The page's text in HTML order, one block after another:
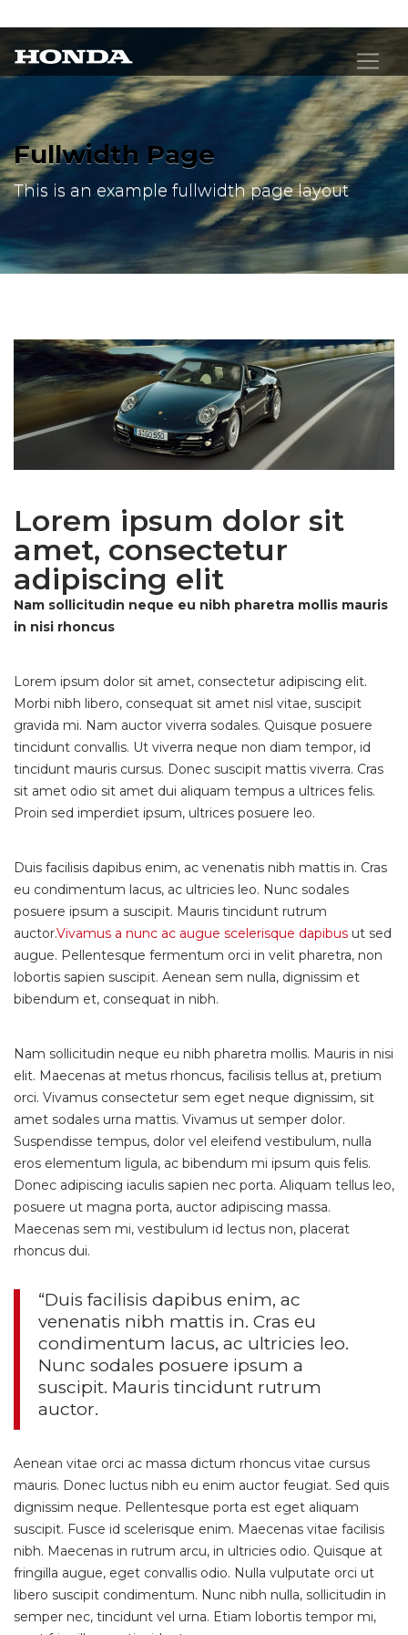
Fullwidth Page
This is an example fullwidth page layout
Lorem ipsum dolor sit
amet, consectetur
adipiscing elit
Nam sollicitudin neque eu nibh pharetra mollis mauris
in nisi rhoncus
Lorem ipsum dolor sit amet, consectetur adipiscing elit.
Morbi nibh libero, consequat sit amet nisl vitae, suscipit
gravida mi. Nam auctor viverra sodales. Quisque posuere
tincidunt convallis. Ut viverra neque non diam tempor, id
tincidunt mauris cursus. Donec suscipit mattis viverra. Cras
sit amet odio sit amet dui aliquam tempus a ultrices felis.
Proin sed imperdiet ipsum, ultrices posuere leo.
Duis facilisis dapibus enim, ac venenatis nibh mattis in. Cras
eu condimentum lacus, ac ultricies leo. Nunc sodales
posuere ipsum a suscipit. Mauris tincidunt rutrum
auctor.Vivamus a nunc ac augue scelerisque dapibus ut sed
augue. Pellentesque fermentum orci in velit pharetra, non
lobortis sapien suscipit. Aenean sem nulla, dignissim et
bibendum et, consequat in nibh.
Nam sollicitudin neque eu nibh pharetra mollis. Mauris in nisi
elit. Maecenas at metus rhoncus, facilisis tellus at, pretium
orci. Vivamus consectetur sem eget neque dignissim, sit
amet sodales urna mattis. Vivamus ut semper dolor.
Suspendisse tempus, dolor vel eleifend vestibulum, nulla
eros elementum ligula, ac bibendum mi ipsum quis felis.
Donec adipiscing iaculis sapien nec porta. Aliquam tellus leo,
posuere ut magna porta, auctor adipiscing massa.
Maecenas sem mi, vestibulum id lectus non, placerat
rhoncus dui.
“Duis facilisis dapibus enim, ac
venenatis nibh mattis in. Cras eu
condimentum lacus, ac ultricies leo.
Nunc sodales posuere ipsum a
suscipit. Mauris tincidunt rutrum
auctor.
Aenean vitae orci ac massa dictum rhoncus vitae cursus
mauris. Donec luctus nibh eu enim auctor feugiat. Sed quis
dignissim neque. Pellentesque porta est eget aliquam
suscipit. Fusce id scelerisque enim. Maecenas vitae facilisis
nibh. Maecenas in rutrum arcu, in ultricies odio. Quisque at
fringilla augue, eget convallis odio. Nulla vulputate orci ut
libero suscipit condimentum. Nunc nibh nulla, sollicitudin in
semper nec, tincidunt vel urna. Etiam lobortis tempor mi,